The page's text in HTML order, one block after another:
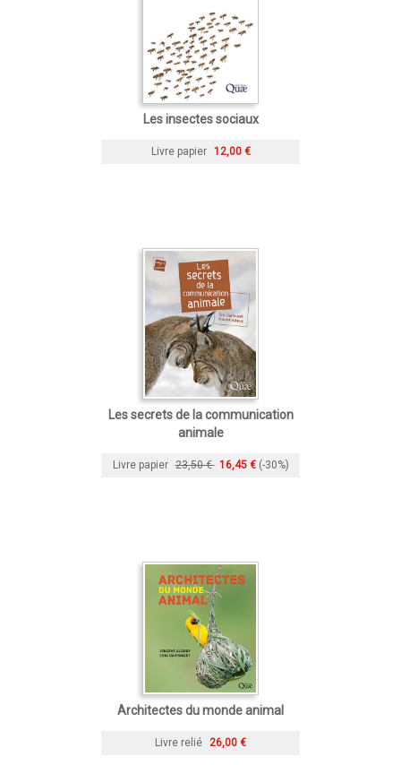
Les insectes sociaux
Livre papier 12,00 €
Les secrets de la communication
animale
Livre papier 23,50 € 16,45 € (-30%)
Architectes du monde animal
Livre relié 26,00 €